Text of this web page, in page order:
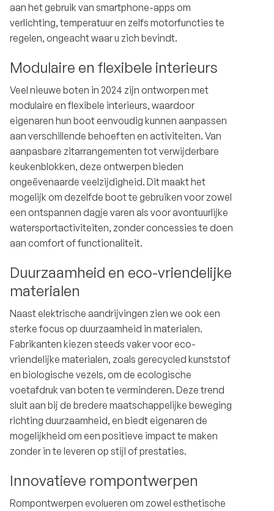
aan het gebruik van smartphone-apps om
verlichting, temperatuur en zelfs motorfuncties te
regelen, ongeacht waar u zich bevindt.
Modulaire en flexibele interieurs
Veel nieuwe boten in 2024 zijn ontworpen met
modulaire en flexibele interieurs, waardoor
eigenaren hun boot eenvoudig kunnen aanpassen
aan verschillende behoeften en activiteiten. Van
aanpasbare zitarrangementen tot verwijderbare
keukenblokken, deze ontwerpen bieden
ongeëvenaarde veelzijdigheid. Dit maakt het
mogelijk om dezelfde boot te gebruiken voor zowel
een ontspannen dagje varen als voor avontuurlijke
watersportactiviteiten, zonder concessies te doen
aan comfort of functionaliteit.
Duurzaamheid en eco-vriendelijke
materialen
Naast elektrische aandrijvingen zien we ook een
sterke focus op duurzaamheid in materialen.
Fabrikanten kiezen steeds vaker voor eco-
vriendelijke materialen, zoals gerecycled kunststof
en biologische vezels, om de ecologische
voetafdruk van boten te verminderen. Deze trend
sluit aan bij de bredere maatschappelijke beweging
richting duurzaamheid, en biedt eigenaren de
mogelijkheid om een positieve impact te maken
zonder in te leveren op stijl of prestaties.
Innovatieve rompontwerpen
Rompontwerpen evolueren om zowel esthetische